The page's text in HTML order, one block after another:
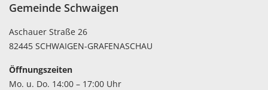
Gemeinde Schwaigen
Aschauer Straße 26
82445 SCHWAIGEN-GRAFENASCHAU
Öffnungszeiten
Mo. u. Do. 14:00 – 17:00 Uhr